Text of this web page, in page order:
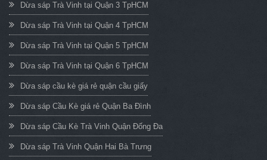
Dừa sáp Trà Vinh tại Quận 3 TpHCM
Dừa sáp Trà Vinh tại Quận 4 TpHCM
Dừa sáp Trà Vinh tại Quận 5 TpHCM
Dừa sáp Trà Vinh tại Quận 6 TpHCM
Dừa sáp cầu kè giá rẻ quận cầu giấy
Dừa sáp Cầu Kè giá rẻ Quận Ba Đình
Dừa sáp Cầu Kè Trà Vinh Quận Đống Đa
Dừa sáp Trà Vinh Quận Hai Bà Trưng